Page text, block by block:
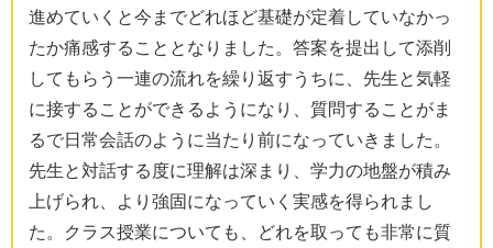
進めていくと今までどれほど基礎が定着していなかっ
たか痛感することとなりました。答案を提出して添削
してもらう一連の流れを繰り返すうちに、先生と気軽
に接することができるようになり、質問することがま
るで日常会話のように当たり前になっていきました。
先生と対話する度に理解は深まり、学力の地盤が積み
上げられ、より強固になっていく実感を得られまし
た。クラス授業についても、どれを取っても非常に質